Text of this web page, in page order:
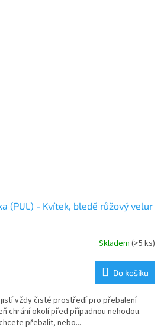
(PUL) - Kvítek, bledě růžový velur
Skladem (>5 ks)
Do košíku
vždy čisté prostředí pro přebalení
chrání okolí před případnou nehodou.
přebalit, nebo...